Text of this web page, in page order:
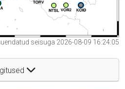
seisuga 2026-08-09 16:24:05